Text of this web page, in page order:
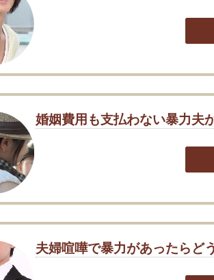
婚姻費用も支払わない暴力夫
夫婦喧嘩で暴力があったらど